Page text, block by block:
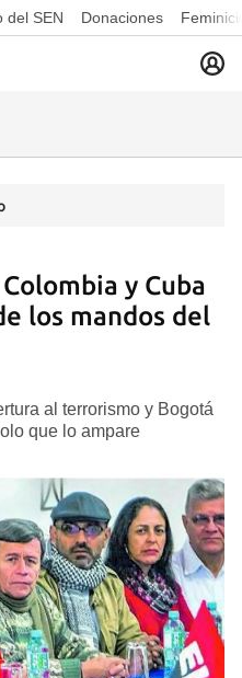
del SEN Donaciones
y Cuba
los mandos del
al terrorismo y Bogotá
que lo ampare